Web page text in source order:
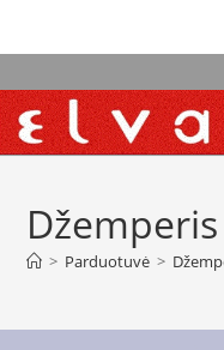
> Parduotuvė >